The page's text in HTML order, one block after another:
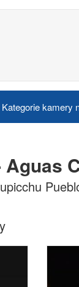
Kategorie kamery